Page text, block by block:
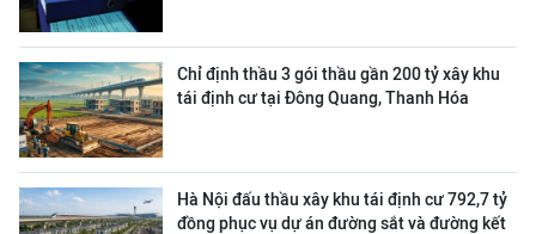
Chỉ định thầu 3 gói thầu gần 200 tỷ xây khu
tái định cư tại Đông Quang, Thanh Hóa
Hà Nội đấu thầu xây khu tái định cư 792,7 tỷ
đồng phục vụ dự án đường sắt và đường kết